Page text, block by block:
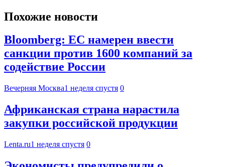
Похожие новости
Bloomberg: ЕС намерен ввести
санкции против 1600 компаний за
содействие России
Вечерняя Москва1 неделя спустя 0
Африканская страна нарастила
закупки российской продукции
Lenta.ru1 неделя спустя 0